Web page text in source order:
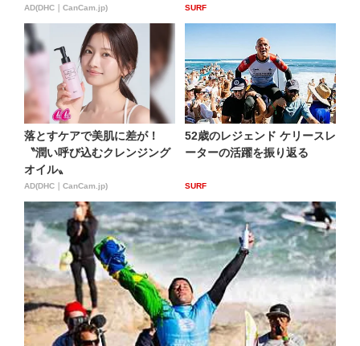
AD(DHC｜CanCam.jp)
ス”が...
SURF
落とすケアで美肌に差が！
〝潤い呼び込むクレンジング
オイル〟
AD(DHC｜CanCam.jp)
52歳のレジェンド ケリースレ
ーターの活躍を振り返る
SURF